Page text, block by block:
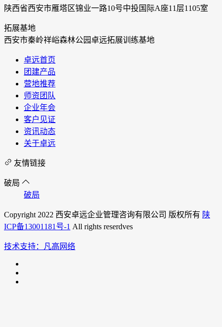
陕西省西安市雁塔区锦业一路10号中投国际A座11层1105室
拓展基地
西安市秦岭祥峪森林公园卓远拓展训练基地
卓远首页
团建产品
营地推荐
师资团队
企业年会
客户见证
资讯动态
关于卓远
友情链接
破局
破局
Copyright 2022 西安卓远企业管理咨询有限公司 版权所有 陕
ICP备13001181号-1 All rights reserdves
技术支持：凡高网络